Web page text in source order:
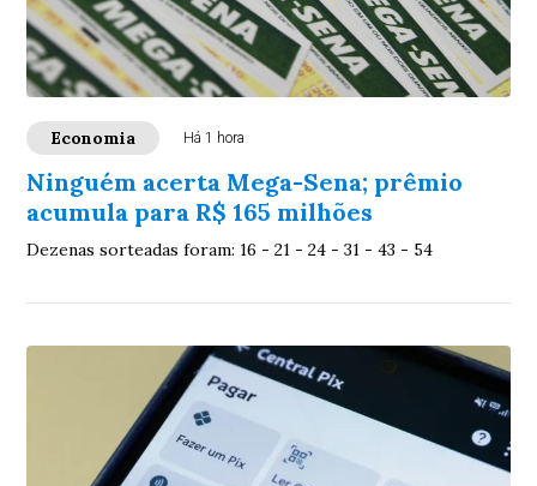
Economia Há 1 hora
Ninguém acerta Mega-Sena; prêmio
acumula para R$ 165 milhões
Dezenas sorteadas foram: 16 - 21 - 24 - 31 - 43 - 54